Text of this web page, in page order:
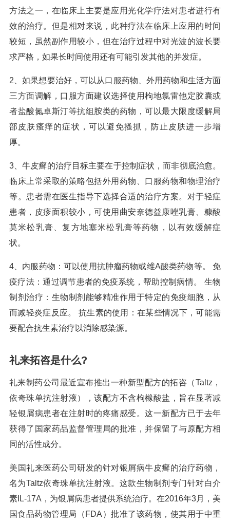
方法之一，在临床上主要是应用光化学疗法对患者进行有
效的治疗。但是相对来说，此种疗法在临床上应用的时间
较短，虽然副作用较小，但在治疗过程中对光波的波长要
求严格，如果长时间使用还有可能引发其他的并发症。
2、如果想要治好，可以从口服药物、外用药物和生活方面
三方面调解，口服方面建议选择使用枸地氯雷他定胶囊或
者盐酸氮卓斯汀等抗组胺类的药物，可以最大限度缓解局
部皮肤瘙痒的症状，可以避免搔抓，防止皮肤进一步增
厚。
3、牛皮癣的治疗目标主要在于控制症状，而非彻底治愈。
临床上常采取的策略包括外用药物、口服药物和物理治疗
等。患者需在医生指导下选择合适的治疗方案。对于轻症
患者，皮疹面积较小，可使用曲安奈德益康唑乳膏、糠酸
莫米松乳膏、复方地塞米松乳膏等药物，以有效缓解症
状。
4、内服药物：可以使用抗肿瘤药物或维A酸类药物等。 免
疫疗法：通过调节患者的免疫系统，帮助控制病情。 生物
制剂治疗：生物制剂能够精准作用于特定的免疫细胞，从
而减轻炎症反应。 抗生素的使用：在某些情况下，可能需
要配合抗生素治疗以消除感染源。
礼来拓咨是什么?
礼来制药公司最近宣布推出一种新型配方的拓咨（Taltz，
依奇珠单抗注射液），该配方不含枸橼酸盐，旨在显著减
轻银屑病患者在注射时的疼痛感受。这一新配方已于去年
获得了国家药品监督管理局的批准，并保留了与原配方相
同的活性成分。
美国礼来医药公司研发的针对银屑病牛皮癣的治疗药物，
名为Taltz依奇珠单抗注射液。这款生物制剂专门针对白介
素IL-17A，为银屑病患者提供系统治疗。在2016年3月，美
国食品药物管理局（FDA）批准了该药物，使其用于中重